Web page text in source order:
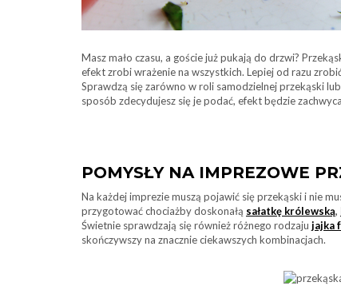
Masz mało czasu, a goście już pukają do drzwi?
efekt zrobi wrażenie na wszystkich. Lepiej od razu
Sprawdzą się zarówno w roli samodzielnej przekąski
sposób zdecydujesz się je podać, efekt będzie
POMYSŁY NA IMPREZOWE
Na każdej imprezie muszą pojawić się przekąski i nie
przygotować chociażby doskonałą sałatkę królewską,
Świetnie sprawdzają się również różnego rodzaju jajka
skończywszy na znacznie ciekawszych kombinacjach.